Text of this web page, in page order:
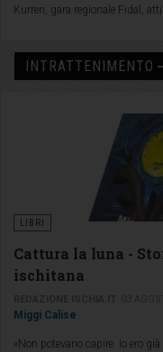
Kurren, gara regionale Fidal,
INTRATTENIMENTO
LIBRI
Cattura la luna -
ischitana
Miggi Calise
«Non potevano capire. Io ero